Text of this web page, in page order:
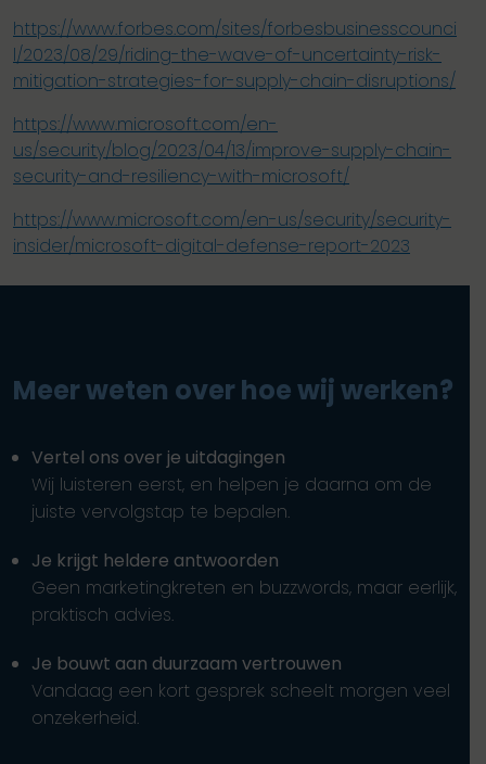
https://www.forbes.com/sites/forbesbusinesscounci
l/2023/08/29/riding-the-wave-of-uncertainty-risk-
mitigation-strategies-for-supply-chain-disruptions/
https://www.microsoft.com/en-
us/security/blog/2023/04/13/improve-supply-chain-
security-and-resiliency-with-microsoft/
https://www.microsoft.com/en-us/security/security-
insider/microsoft-digital-defense-report-2023
Meer weten over hoe wij werken?
Vertel ons over je uitdagingen
Wij luisteren eerst, en helpen je daarna om de
juiste vervolgstap te bepalen.
Je krijgt heldere antwoorden
Geen marketingkreten en buzzwords, maar eerlijk,
praktisch advies.
Je bouwt aan duurzaam vertrouwen
Vandaag een kort gesprek scheelt morgen veel
onzekerheid.